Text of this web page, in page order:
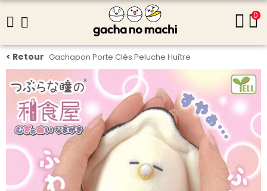
0
Gachapon Porte Clés Peluche Huître